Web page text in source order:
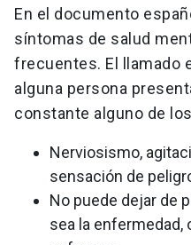
En el documento
síntomas de salud
frecuentes. El llamado
alguna persona
constante alguno de
Nerviosismo,
sensación de
No puede dejar de
sea la enfermedad,